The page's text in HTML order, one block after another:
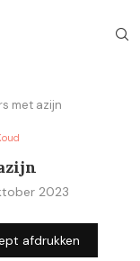
met azijn
2023
afdrukken